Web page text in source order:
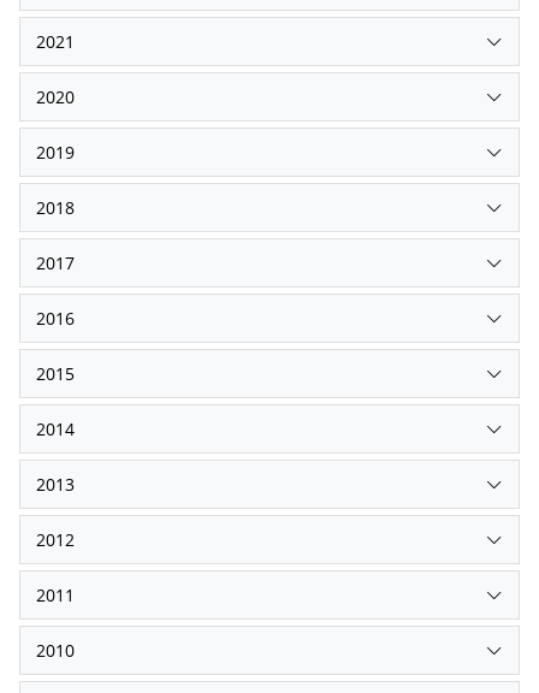
2021
2020
2019
2018
2017
2016
2015
2014
2013
2012
2011
2010